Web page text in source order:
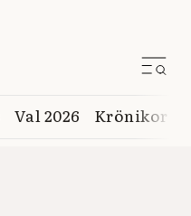
Val 2026 Krönikor